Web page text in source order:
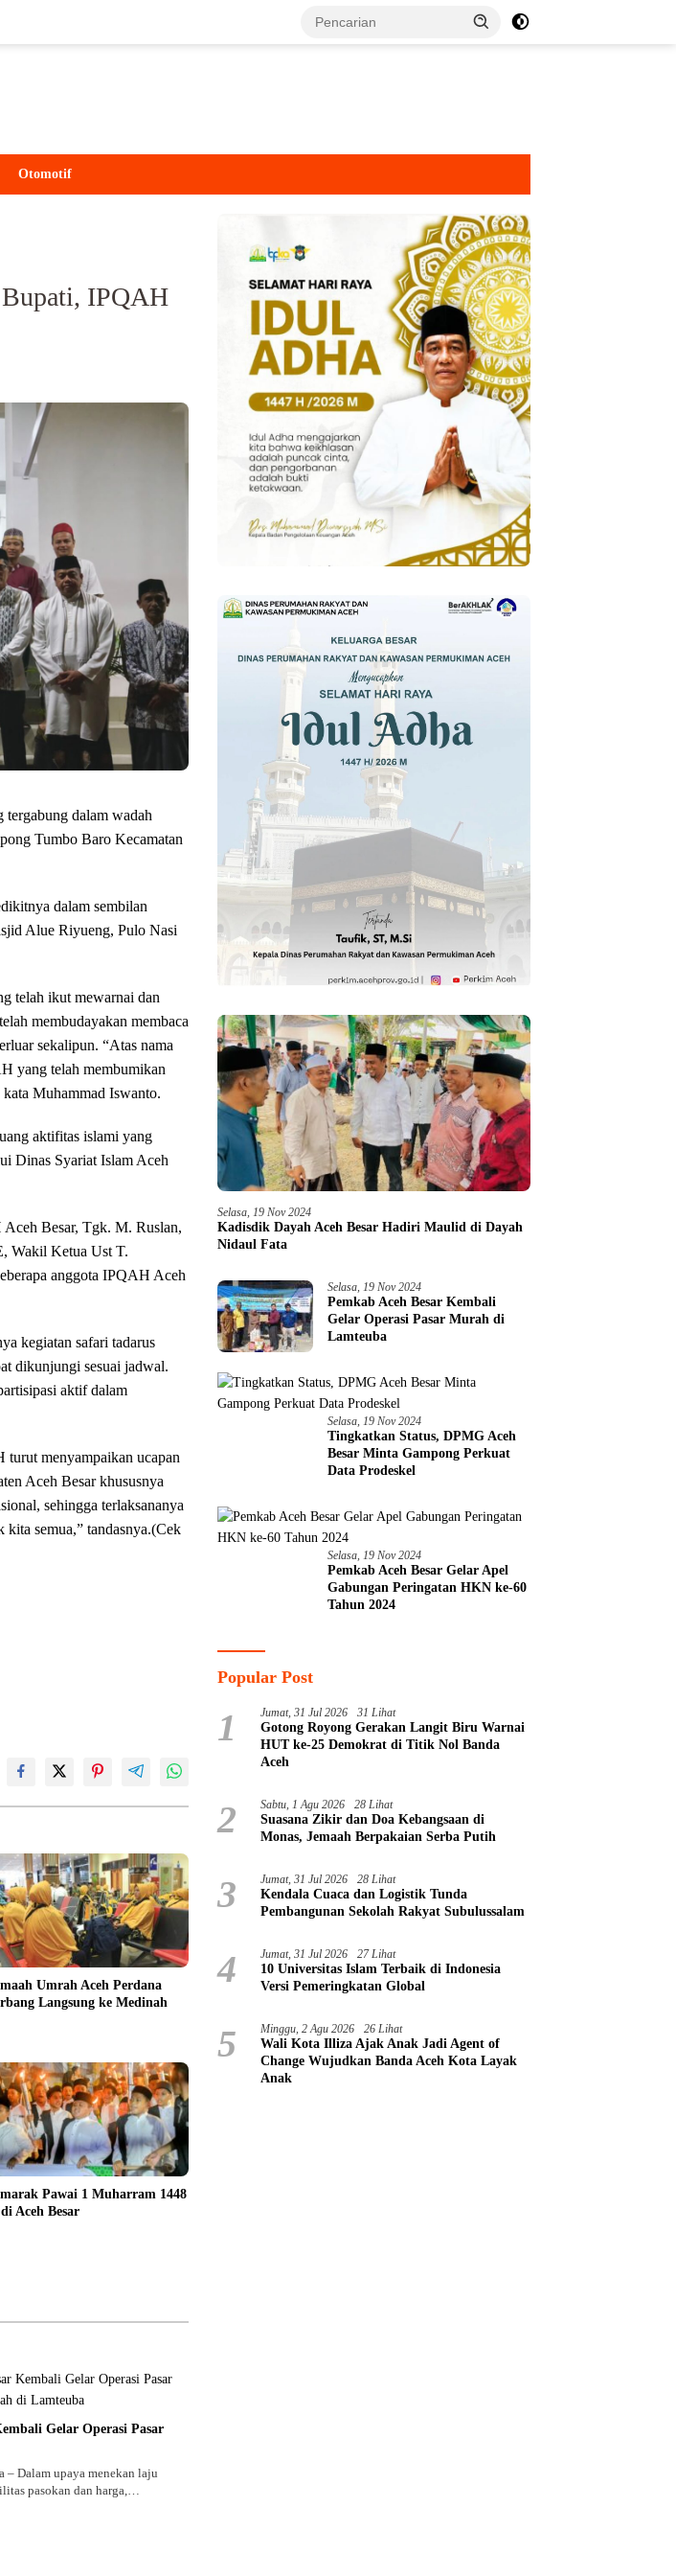
Otomotif
IPQAH
tergabung dalam wadah
Tumbo Baro Kecamatan
dalam sembilan
Alue Riyueng, Pulo Nasi
telah ikut mewarnai dan
membudayakan membaca
sekalipun. “Atas nama
yang telah membumikan
Muhammad Iswanto.
aktifitas islami yang
Dinas Syariat Islam Aceh
Besar, Tgk. M. Ruslan,
Wakil Ketua Ust T.
anggota IPQAH Aceh
kegiatan safari tadarus
dikunjungi sesuai jadwal.
aktif dalam
menyampaikan ucapan
Aceh Besar khususnya
sehingga terlaksananya
semua,” tandasnya.(Cek
Umrah Aceh Perdana
Langsung ke Medinah
Pawai 1 Muharram 1448
Aceh Besar
Gelar Operasi Pasar
– Dalam upaya menekan laju
pasokan dan harga,…
Selasa, 19 Nov 2024
Kadisdik Dayah Aceh Besar Hadiri Maulid di Dayah
Nidaul Fata
Selasa, 19 Nov 2024
Pemkab Aceh Besar Kembali
Gelar Operasi Pasar Murah di
Lamteuba
Selasa, 19 Nov 2024
Tingkatkan Status, DPMG Aceh
Besar Minta Gampong Perkuat
Data Prodeskel
Selasa, 19 Nov 2024
Pemkab Aceh Besar Gelar Apel
Gabungan Peringatan HKN ke-60
Tahun 2024
Popular Post
1 Jumat, 31 Jul 2026 31 Lihat
Gotong Royong Gerakan Langit Biru Warnai
HUT ke-25 Demokrat di Titik Nol Banda
Aceh
2 Sabtu, 1 Agu 2026 28 Lihat
Suasana Zikir dan Doa Kebangsaan di
Monas, Jemaah Berpakaian Serba Putih
3 Jumat, 31 Jul 2026 28 Lihat
Kendala Cuaca dan Logistik Tunda
Pembangunan Sekolah Rakyat Subulussalam
4 Jumat, 31 Jul 2026 27 Lihat
10 Universitas Islam Terbaik di Indonesia
Versi Pemeringkatan Global
5 Minggu, 2 Agu 2026 26 Lihat
Wali Kota Illiza Ajak Anak Jadi Agent of
Change Wujudkan Banda Aceh Kota Layak
Anak